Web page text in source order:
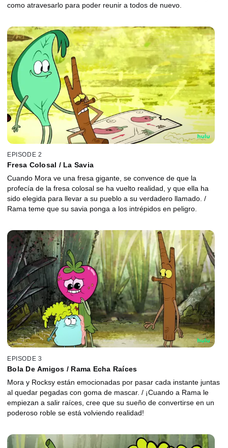
como atravesarlo para poder reunir a todos de nuevo.
EPISODE 2
Fresa Colosal / La Savia
Cuando Mora ve una fresa gigante, se convence de que la
profecía de la fresa colosal se ha vuelto realidad, y que ella ha
sido elegida para llevar a su pueblo a su verdadero llamado. /
Rama teme que su savia ponga a los intrépidos en peligro.
EPISODE 3
Bola De Amigos / Rama Echa Raíces
Mora y Rocksy están emocionadas por pasar cada instante juntas
al quedar pegadas con goma de mascar. / ¡Cuando a Rama le
empiezan a salir raíces, cree que su sueño de convertirse en un
poderoso roble se está volviendo realidad!